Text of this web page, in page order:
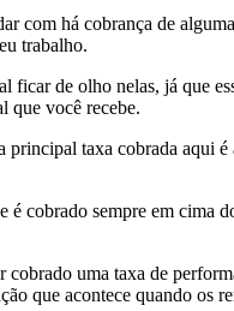
com há cobrança de
trabalho.
ficar de olho nelas, já que
que você recebe.
principal taxa cobrada aqui é
é cobrado sempre em cima
cobrado uma taxa de
que acontece quando os